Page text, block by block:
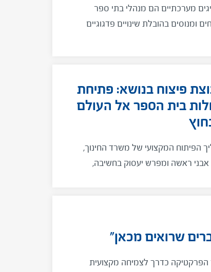
מערכתיים הם מנהלי בתי ספר
ומנוסים בהובלת שינויים פדגוגיים
פיצוח בנושא: פתיחת
בית הספר אל העולם
הפיתוח המקצועי של משרד החינוך,
אבני ראשה ומפרש יעסוק בחשיבה,
שרואים מכאן"
כדרך לצמיחה מקצועית